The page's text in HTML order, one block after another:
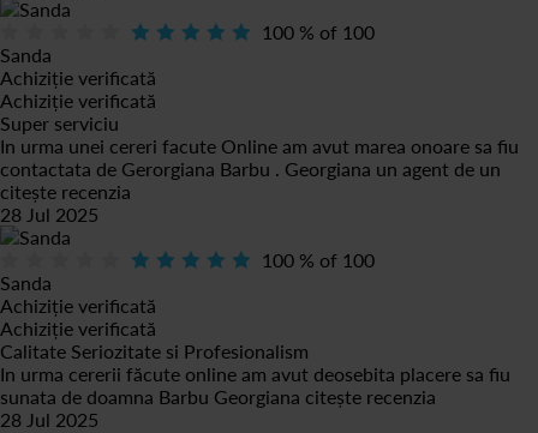
100 % of 100
Sanda
Achiziție verificată
Achiziție verificată
Super serviciu
In urma unei cereri facute Online am avut marea onoare sa fiu
contactata de Gerorgiana Barbu . Georgiana un agent de un
citește recenzia
28 Jul 2025
100 % of 100
Sanda
Achiziție verificată
Achiziție verificată
Calitate Seriozitate si Profesionalism
In urma cererii făcute online am avut deosebita placere sa fiu
sunata de doamna Barbu Georgiana citește recenzia
28 Jul 2025